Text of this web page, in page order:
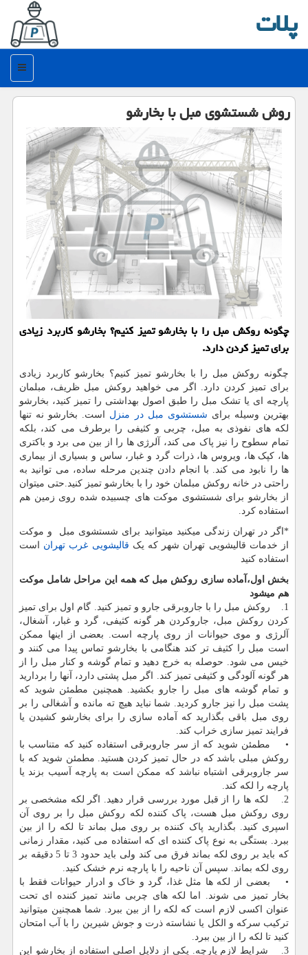
پلات
منو
روش شستشوی مبل با بخارشو
چگونه روكش مبل را با بخارشو تمیز كنیم؟ بخارشو كاربرد زیادی
برای تمیز كردن دارد.
چگونه روکش مبل را با بخارشو تمیز کنیم؟ بخارشو کاربرد زیادی
برای تمیز کردن دارد. اگر می خواهید روکش مبل ظریف، مبلمان
پارچه ای یا تشک مبل را طبق اصول بهداشتی را تمیز کنید، بخارشو
بهترین وسیله برای شستشوی مبل در منزل است. بخارشو نه تنها
لکه های نفوذی به مبل، چربی و کثیفی را برطرف می کند، بلکه
تمام سطوح را نیز پاک می کند، آلرژی ها را از بین می برد و باکتری
ها، کپک ها، ویروس ها، ذرات گرد و غبار، ساس و بسیاری از بیماری
ها را نابود می کند. با انجام دادن چندین مرحله ساده، می توانید به
راحتی در خانه روکش مبلمان خود را با بخارشو تمیز کنید.حتی میتوان
از بخارشو برای شستشوی موکت های چسبیده شده روی زمین هم
استفاده کرد.
*اگر در تهران زندگی میکنید میتوانید برای شستشوی مبل و موکت
از خدمات قالیشویی تهران شهر که یک قالیشویی غرب تهران است
استفاده کنید
بخش اول،آماده سازی روکش مبل که همه این مراحل شامل موکت
هم میشود
1. روکش مبل را با جاروبرقی جارو و تمیز کنید. گام اول برای تمیز
کردن روکش مبل، جاروکردن هر گونه کثیفی، گرد و غبار، آشغال،
آلرژی و موی حیوانات از روی پارچه است. بعضی از اینها ممکن
است مبل را کثیف تر کند هنگامی با بخارشو تماس پیدا می کنند و
خیس می شود. حوصله به خرج دهید و تمام گوشه و کنار مبل را از
هر گونه آلودگی و کثیفی تمیز کند. اگر مبل پشتی دارد، آنها را بردارید
و تمام گوشه های مبل را جارو بکشید. همچنین مطمئن شوید که
پشت مبل را نیز جارو کردید. شما نباید هیچ ته مانده و آشغالی را بر
روی مبل باقی بگذارید که آماده سازی را برای بخارشو کشیدن یا
فرایند تمیز سازی خراب کند.
• مطمئن شوید که از سر جاروبرقی استفاده کنید که متناسب با
روکش مبلی باشد که در حال تمیز کردن هستید. مطمئن شوید که با
سر جاروبرقی اشتباه نباشد که ممکن است به پارچه آسیب بزند یا
پارچه را لکه کند.
2. لکه ها را از قبل مورد بررسی قرار دهید. اگر لکه مشخصی بر
روی روکش مبل هست، پاک کننده لکه روکش مبل را بر روی آن
اسپری کنید. بگذارید پاک کننده بر روی مبل بماند تا لکه را از بین
ببرد. بستگی به نوع پاک کننده ای که استفاده می کنید، مقدار زمانی
که باید بر روی لکه بماند فرق می کند ولی باید حدود 3 تا 5 دقیقه بر
روی لکه بماند. سپس آن ناحیه را با پارچه نرم خشک کنید.
• بعضی از لکه ها مثل غذا، گرد و خاک و ادرار حیوانات فقط با
بخار تمیز می شوند. اما لکه های چربی مانند تمیز کننده ای تحت
عنوان اکسی لازم است که لکه را از بین ببرد. شما همچنین میتوانید
ترکیب سرکه و الکل یا نشاسته ذرت و جوش شیرین را با آب امتحان
کنید تا لکه را از بین ببرد.
3. شرایط لازم پارچه. یکی از دلایل اصلی استفاده از بخارشو این